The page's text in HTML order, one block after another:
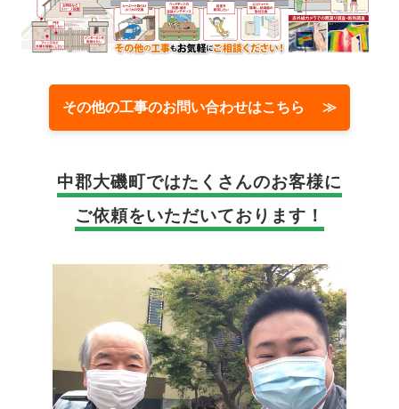
その他の工事のお問い合わせはこちら ≫
中郡大磯町ではたくさんのお客様に
ご依頼をいただいております！